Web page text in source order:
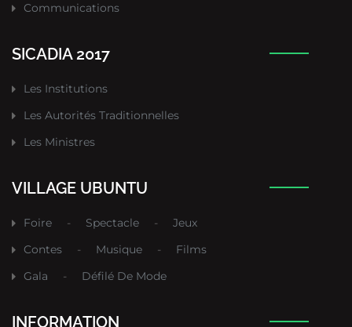
Communications
SICADIA 2017
Les Institutions
Les Autorités Traditionnelles
Les Ministres
VILLAGE UBUNTU
Foire - Spectacle -
Jeux
Contes
- Musique -
Films
Gala
- Défilé De Mode
INFORMATION